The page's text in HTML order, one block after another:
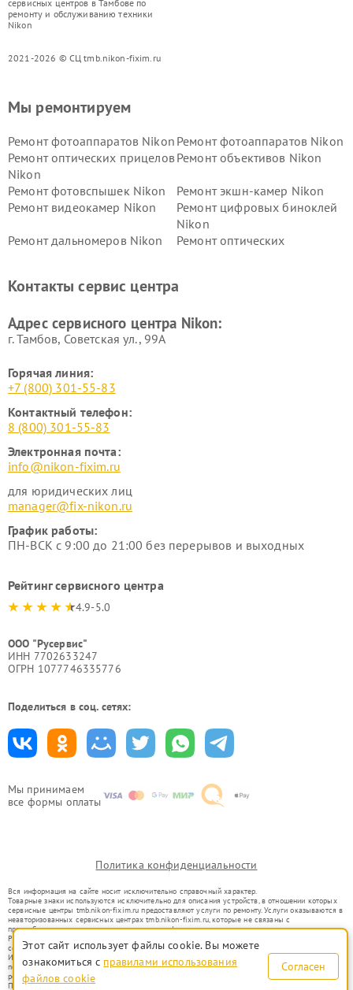
сервисных центров в Тамбове по
ремонту и обслуживанию техники
Nikon
2021-2026 © СЦ tmb.nikon-fixim.ru
Мы принимаем
все формы оплаты
Мы ремонтируем
Ремонт фотоаппаратов Nikon Ремонт фотоаппаратов Nikon
Ремонт оптических прицелов
Nikon
Ремонт объективов Nikon
Ремонт фотовспышек Nikon
Ремонт экшн-камер Nikon
Ремонт видеокамер Nikon
Ремонт цифровых биноклей
Nikon
Ремонт дальномеров Nikon
Ремонт оптических
Контакты сервис центра
Адрес сервисного центра Nikon:
г. Тамбов, Советская ул., 99А
Горячая линия:
+7 (800) 301-55-83
Контактный телефон:
8 (800) 301-55-83
Электронная почта:
info@nikon-fixim.ru
для юридических лиц
manager@fix-nikon.ru
График работы:
ПН-ВСК с 9:00 до 21:00 без перерывов и выходных
Рейтинг сервисного центра
4.9-5.0
ООО "Русервис"
ИНН 7702633247
ОГРН 1077746335776
Поделиться в соц. сетях:
Политика конфиденциальности
Вся информация на сайте носит исключительно справочный характер.
Товарные знаки используются исключительно для описания устройств, в отношении которых
сервисные центры tmb.nikon-fixim.ru предоставляют услуги по ремонту. Услуги оказываются в
неавторизованных сервисных центрах tmb.nikon-fixim.ru, которые не связаны с
правообладателями товарных знаков или их официальными представителями.
Ремонт осуществляется для устройств, уже введенных в гражданский оборот в соответствии
со статьей 1487 ГК РФ.
Использование товарных знаков не преследует цели индивидуализации услуг или введения
потребителей в заблуждение, а служит для информирования о предоставляемых услугах по
ремонту техники указанных брендов.
Представленная на сайте информация не является публичной офертой, определяемой
Этот сайт использует файлы cookie. Вы можете
ознакомиться с правилами использования
файлов cookie
Согласен